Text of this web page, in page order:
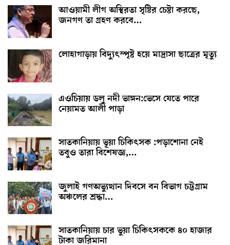
আওয়ামী লীগ অস্থিরতা সৃষ্টির চেষ্টা করছে,
জনগণ তা গ্রহণ করবে…
লোহাগাড়ায় বিদ্যুৎস্পৃষ্ট হয়ে মাদ্রাসা ছাত্রের মৃত্যু
এওচিয়ায় ডলু নদী ভাঙ্গন:ভেসে যেতে পারে
নেয়ামত আলী পাড়া
সাতকানিয়ায় ভূয়া চিকিৎসক :পড়াশোনা নেই
তবুও তারা বিশেষজ্ঞ,…
জুলাই গণঅভ্যুত্থান দিবসে বন বিভাগ চট্টগ্রাম
অঞ্চলের শ্রদ্ধা…
সাতকানিয়ায় চার ভুয়া চিকিৎসককে ৪০ হাজার
টাকা জরিমানা